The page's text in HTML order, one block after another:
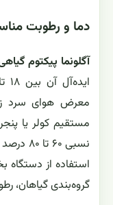
دما و رطوبت
آگلونما پیکتوم
مستقیم کولر یا
نسبی
استفاده از دستگاه
گروه‌بندی گیاهان،